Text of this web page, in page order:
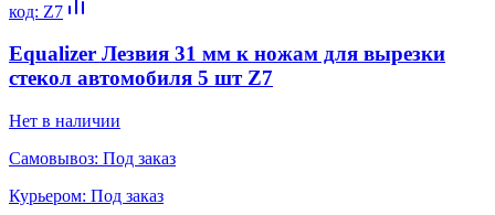
код: Z7
Equalizer Лезвия 31 мм к ножам для вырезки
стекол автомобиля 5 шт Z7
Нет в наличии
Самовывоз: Под заказ
Курьером: Под заказ